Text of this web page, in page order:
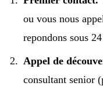
ou vous nous
repondons sous
Appel de
consultant senior